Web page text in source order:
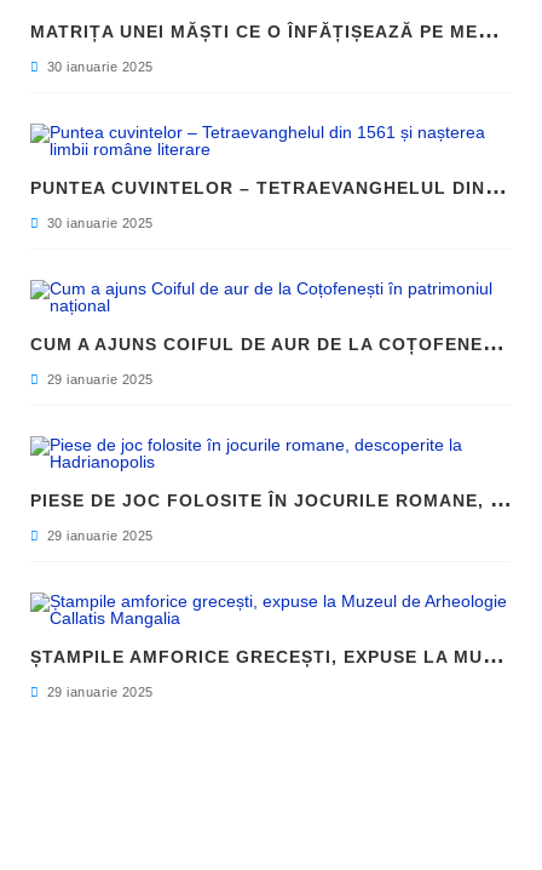
M
ATRIȚA UNEI MĂȘTI CE O ÎNFĂȚIȘEAZĂ PE MEDUSA, DESCOPERITĂ ÎN SICILIA
30 ianuarie 2025
P
UNTEA CUVINTELOR – TETRAEVANGHELUL DIN 1561 ȘI NAȘTEREA LIMBII ROMÂNE LITERARE
30 ianuarie 2025
C
UM A AJUNS COIFUL DE AUR DE LA COȚOFENEȘTI ÎN PATRIMONIUL NAȚIONAL
29 ianuarie 2025
P
IESE DE JOC FOLOSITE ÎN JOCURILE ROMANE, DESCOPERITE LA HADRIANOPOLIS
29 ianuarie 2025
Ș
TAMPILE AMFORICE GRECEȘTI, EXPUSE LA MUZEUL DE ARHEOLOGIE CALLATIS MANGALIA
29 ianuarie 2025